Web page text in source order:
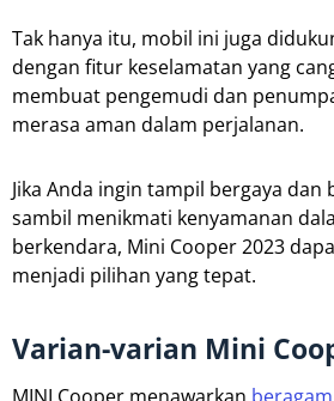
Tak hanya itu, mobil ini juga
dengan fitur keselamatan yang
membuat pengemudi dan
merasa aman dalam perjalanan.
Jika Anda ingin tampil bergaya dan
sambil menikmati kenyamanan
berkendara, Mini Cooper 2023
menjadi pilihan yang tepat.
Varian-varian Mini